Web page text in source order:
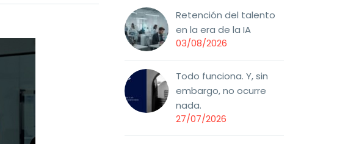
Retención del talento
en la era de la IA
03/08/2026
Todo funciona. Y, sin
embargo, no ocurre
nada.
27/07/2026